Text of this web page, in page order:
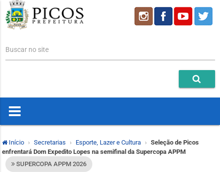
Buscar no site
Início Secretarias Esporte, Lazer e Cultura
Seleção de Picos
enfrentará Dom Expedito Lopes na semifinal da Supercopa APPM
SUPERCOPA APPM 2026